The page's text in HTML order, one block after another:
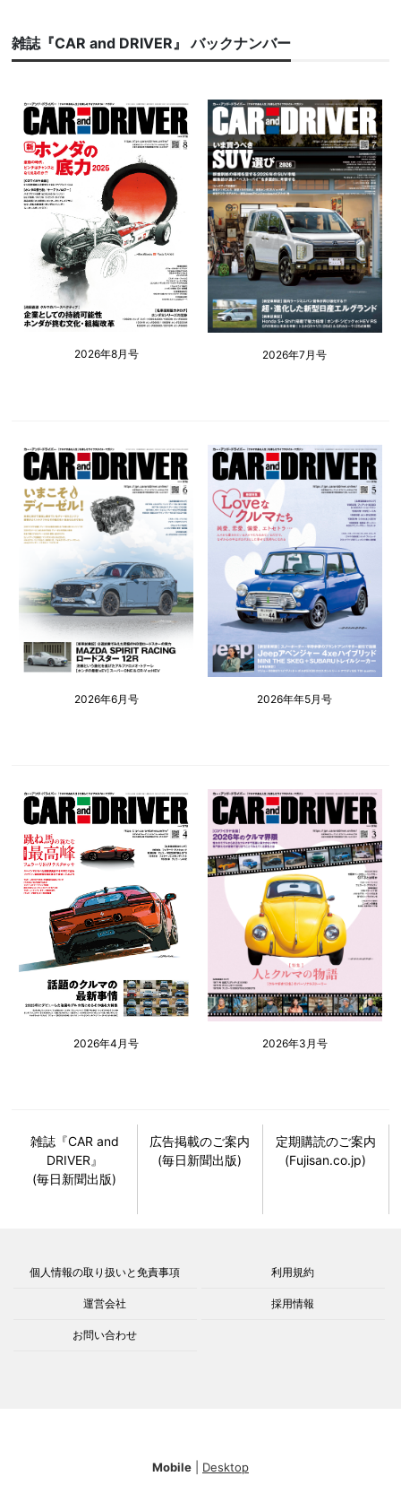
雑誌『CAR and DRIVER』 バックナンバー
2026年8月号 2026年7月号
2026年6月号 2026年年5月号
2026年4月号 2026年3月号
雑誌『CAR and
DRIVER』
(毎日新聞出版)
広告掲載のご案内
(毎日新聞出版)
定期購読のご案内
(Fujisan.co.jp)
個人情報の取り扱いと免責事項 利用規約
運営会社 採用情報
お問い合わせ
Mobile Desktop